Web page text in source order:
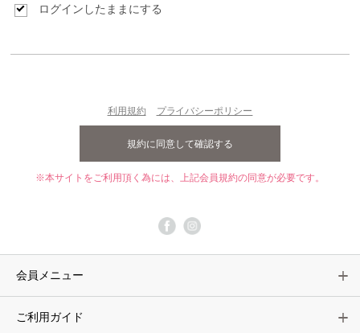
ログインしたままにする
利用規約 プライバシーポリシー
※本サイトをご利用頂く為には、上記会員規約の同意が必要です。
会員メニュー
ご利用ガイド